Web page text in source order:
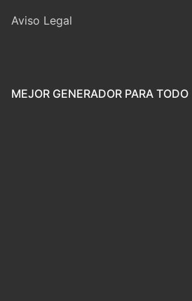
Aviso Legal
MEJOR GENERADOR PARA TODO